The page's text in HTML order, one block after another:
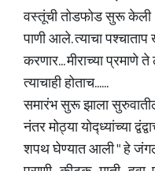
वस्तूंची तोडफोड सुरू केली .
पाणी आले. त्याचा
करणार... मीराच्या प्रमाणे
त्याचाही होताच......
समारंभ सुरू झाला
नंतर मोठ्या योद्ध्यांच्या
शपथ घेण्यात आली " हे जंगल